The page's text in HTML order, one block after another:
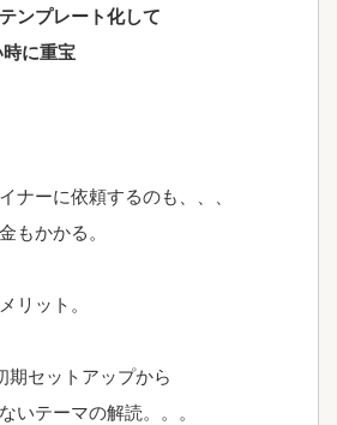
ンプレート化して
に重宝
ナーに依頼するのも、、、
もかかる。
リット。
期セットアップから
いテーマの解読。。。